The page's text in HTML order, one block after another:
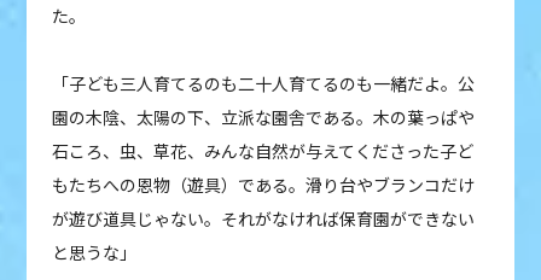
た。
「子ども三人育てるのも二十人育てるのも一緒だよ。公
園の木陰、太陽の下、立派な園舎である。木の葉っぱや
石ころ、虫、草花、みんな自然が与えてくださった子ど
もたちへの恩物（遊具）である。滑り台やブランコだけ
が遊び道具じゃない。それがなければ保育園ができない
と思うな」